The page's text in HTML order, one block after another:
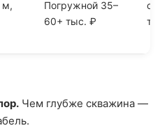
м,
Погружной 35–
60+ тыс. ₽
от
Чем глубже скважина —